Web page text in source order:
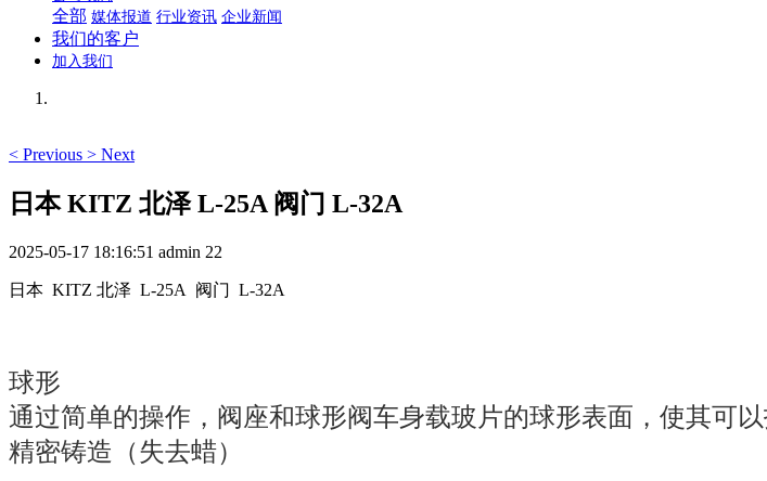
全部 媒体报道 行业资讯 企业新闻
我们的客户
加入我们
< Previous > Next
日本 KITZ 北泽 L-25A 阀门 L-32A
2025-05-17 18:16:51 admin 22
日本 KITZ 北泽 L-25A 阀门 L-32A
球形
通过简单的操作，阀座和球形阀车身载玻片的球形表面，使其可以
精密铸造（失去蜡）